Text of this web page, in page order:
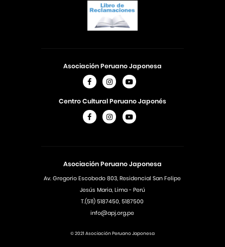
Asociación Peruano Japonesa
Av. Gregorio Escobedo 803, Residencial San Felipe
Jesús Maria, Lima - Perú
T.(511) 5187450, 5187500
info@apj.org.pe
Asociación Peruano Japonesa
Centro Cultural Peruano Japonés
© 2021 Asociación Peruano Japonesa